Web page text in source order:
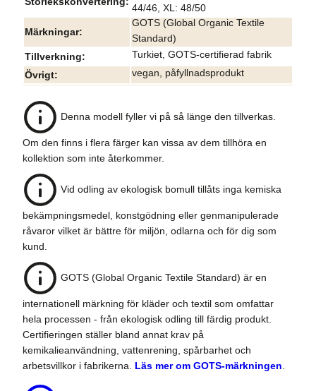
44/46, XL: 48/50
Märkningar
GOTS (Global Organic Textile
Standard)
Tillverkning
Turkiet, GOTS-certifierad fabrik
Övrigt
vegan, påfyllnadsprodukt
Denna modell fyller vi på så länge den tillverkas.
Om den finns i flera färger kan vissa av dem tillhöra en
kollektion som inte återkommer.
Vid odling av ekologisk bomull tillåts inga kemiska
bekämpningsmedel, konstgödning eller genmanipulerade
råvaror vilket är bättre för miljön, odlarna och för dig som
kund.
GOTS (Global Organic Textile Standard) är en
internationell märkning för kläder och textil som omfattar
hela processen - från ekologisk odling till färdig produkt.
Certifieringen ställer bland annat krav på
kemikalieanvändning, vattenrening, spårbarhet och
arbetsvillkor i fabrikerna. Läs mer om GOTS-märkningen